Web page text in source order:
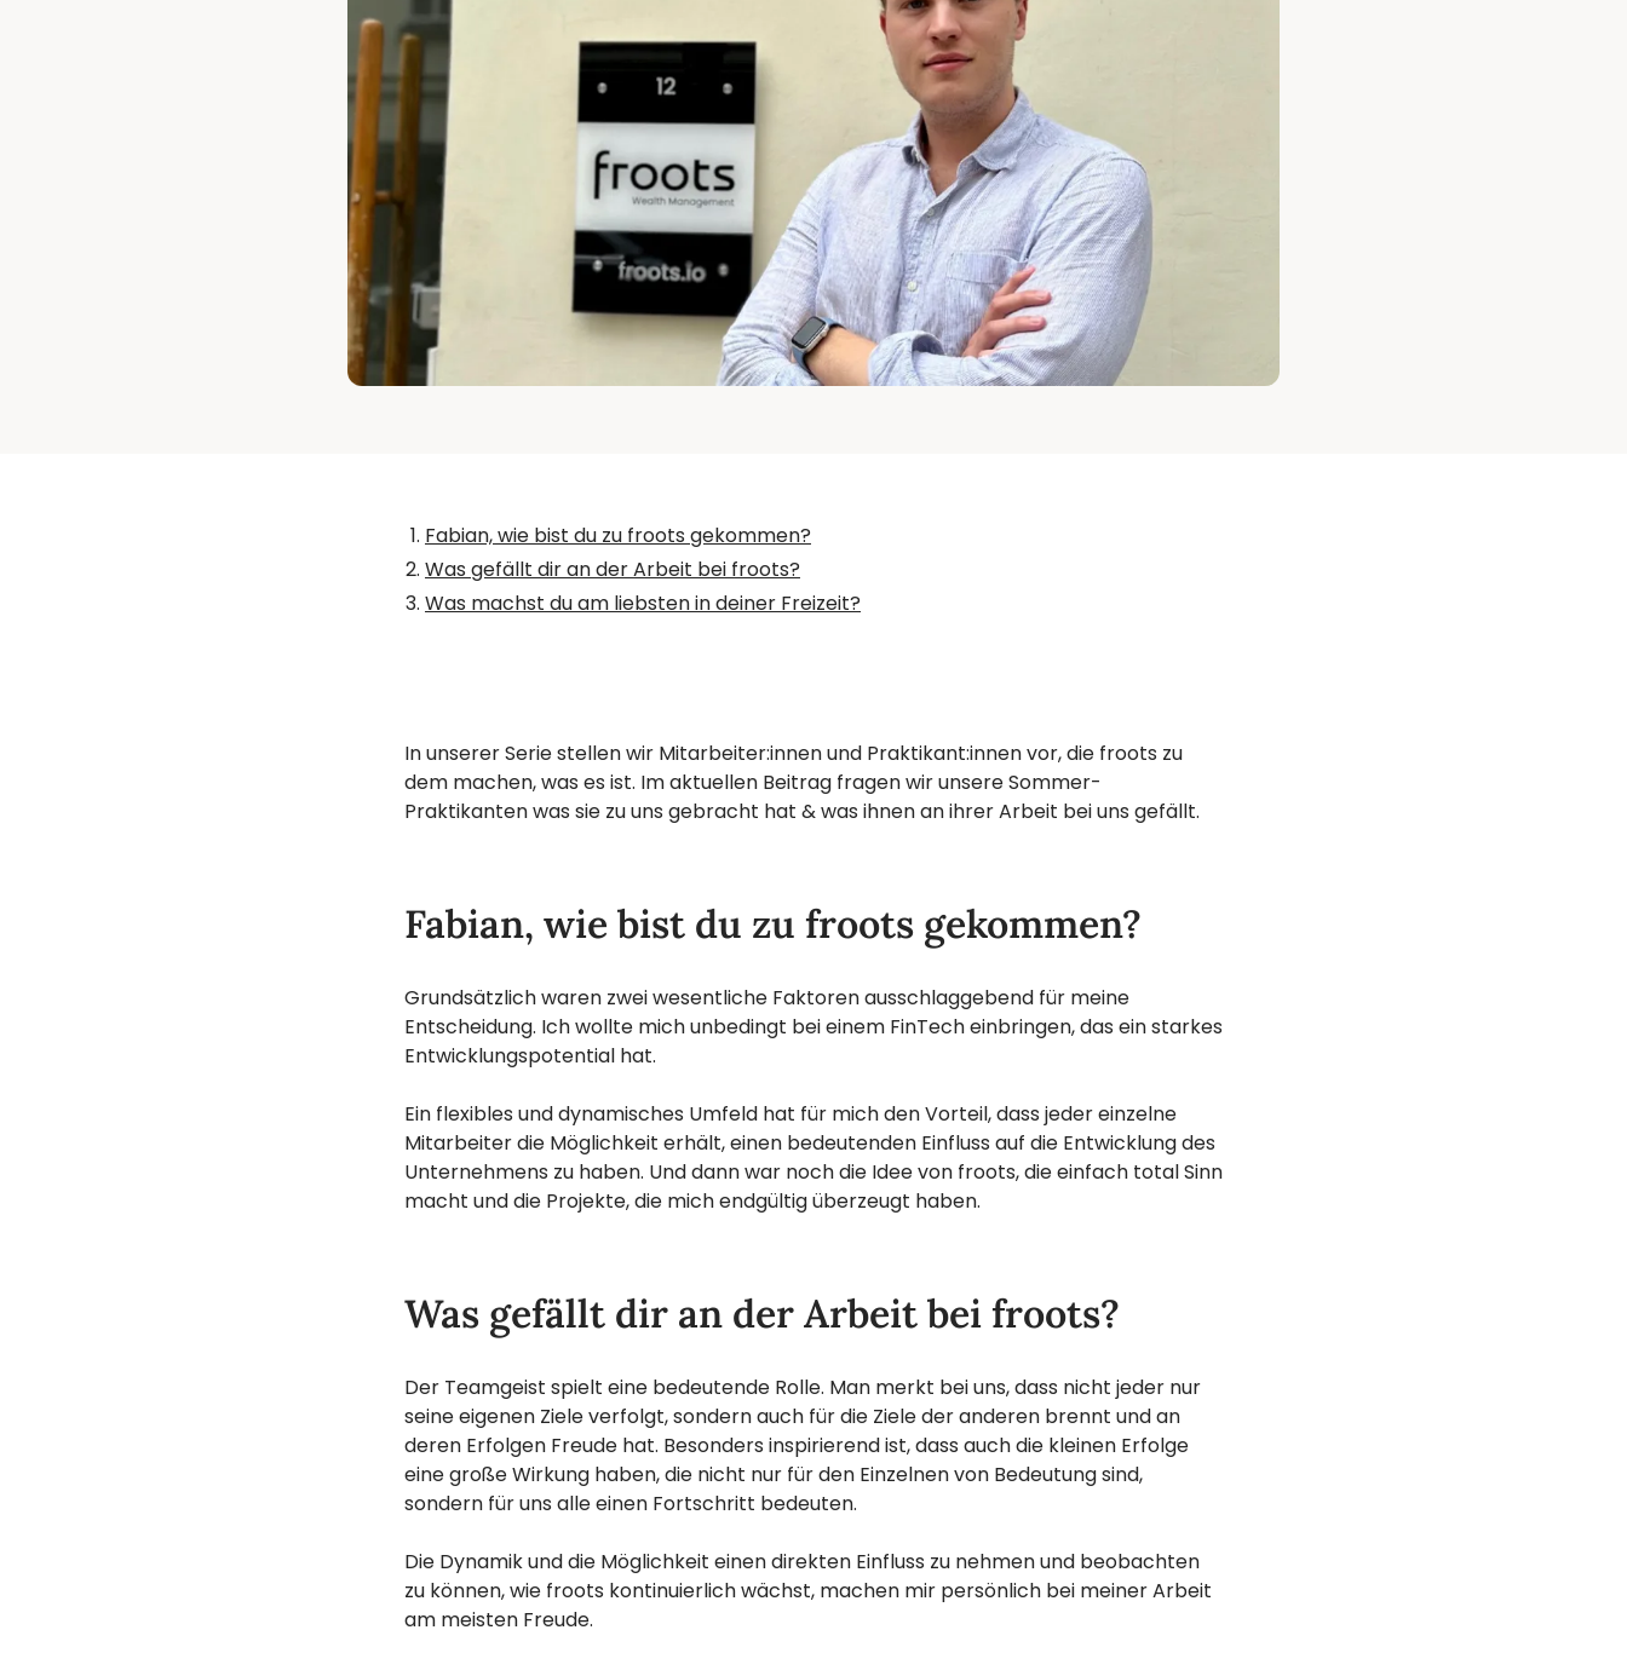
Gewinnfreibetrag investieren
Fabian, wie bist du zu froots gekommen?
Was gefällt dir an der Arbeit bei froots?
Was machst du am liebsten in deiner Freizeit?
In unserer Serie stellen wir Mitarbeiter:innen und Praktikant:innen vor, die froots zu
dem machen, was es ist. Im aktuellen Beitrag fragen wir unsere Sommer-
Praktikanten was sie zu uns gebracht hat & was ihnen an ihrer Arbeit bei uns gefällt.
Fabian, wie bist du zu froots gekommen?
Grundsätzlich waren zwei wesentliche Faktoren ausschlaggebend für meine
Entscheidung. Ich wollte mich unbedingt bei einem FinTech einbringen, das ein starkes
Entwicklungspotential hat.
Ein flexibles und dynamisches Umfeld hat für mich den Vorteil, dass jeder einzelne
Mitarbeiter die Möglichkeit erhält, einen bedeutenden Einfluss auf die Entwicklung des
Unternehmens zu haben. Und dann war noch die Idee von froots, die einfach total Sinn
macht und die Projekte, die mich endgültig überzeugt haben.
Was gefällt dir an der Arbeit bei froots?
Der Teamgeist spielt eine bedeutende Rolle. Man merkt bei uns, dass nicht jeder nur
seine eigenen Ziele verfolgt, sondern auch für die Ziele der anderen brennt und an
deren Erfolgen Freude hat. Besonders inspirierend ist, dass auch die kleinen Erfolge
eine große Wirkung haben, die nicht nur für den Einzelnen von Bedeutung sind,
sondern für uns alle einen Fortschritt bedeuten.
Die Dynamik und die Möglichkeit einen direkten Einfluss zu nehmen und beobachten
zu können, wie froots kontinuierlich wächst, machen mir persönlich bei meiner Arbeit
am meisten Freude.